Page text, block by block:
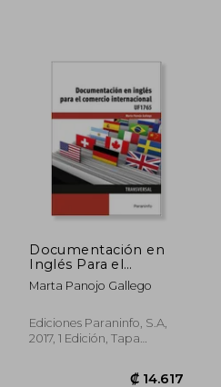
Documentación en
Inglés Para el
Comercio
Internacional
Marta Panojo Gallego
Ediciones Paraninfo, S.A,
2017, 1 Edición, Tapa